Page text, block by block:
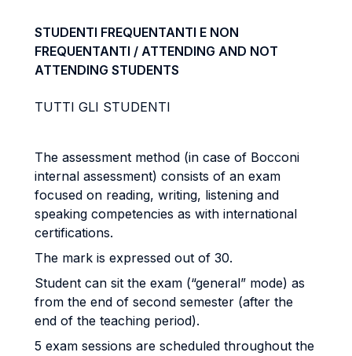
STUDENTI FREQUENTANTI E NON
FREQUENTANTI / ATTENDING AND NOT
ATTENDING STUDENTS
TUTTI GLI STUDENTI
The assessment method (in case of Bocconi
internal assessment) consists of an exam
focused on reading, writing, listening and
speaking competencies as with international
certifications.
The mark is expressed out of 30.
Student can sit the exam (“general” mode) as
from the end of second semester (after the
end of the teaching period).
5 exam sessions are scheduled throughout the